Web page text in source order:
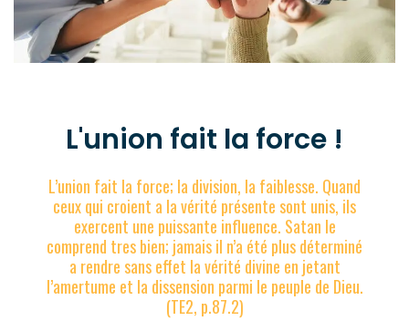
L'union fait la force !
L’union fait la force; la division, la faiblesse. Quand
ceux qui croient a la vérité présente sont unis, ils
exercent une puissante influence. Satan le
comprend tres bien; jamais il n’a été plus déterminé
a rendre sans effet la vérité divine en jetant
l’amertume et la dissension parmi le peuple de Dieu.
(TE2, p.87.2)